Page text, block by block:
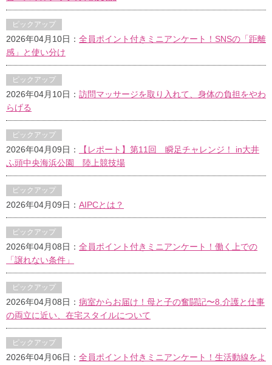
ピックアップ
2026年04月10日： 全員ポイント付きミニアンケート！SNSの「距離
感」と使い分け
ピックアップ
2026年04月10日： 訪問マッサージを取り入れて、身体の負担をやわ
らげる
ピックアップ
2026年04月09日：
【レポート】第11回 瞬足チャレンジ！ in大井
ふ頭中央海浜公園 陸上競技場
ピックアップ
2026年04月09日： AIPCとは？
ピックアップ
2026年04月08日： 全員ポイント付きミニアンケート！働く上での
「譲れない条件」
ピックアップ
2026年04月08日： 病室からお届け！母と子の奮闘記〜8.介護と仕事
の両立に近い、在宅スタイルについて
ピックアップ
2026年04月06日： 全員ポイント付きミニアンケート！生活動線をよ